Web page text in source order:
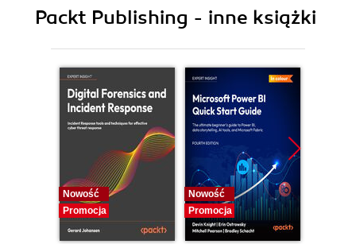
Vault
13. Refactoring C# Code
14. Refactoring C# Code
Packt Publishing - inne książki
Nowość
Promocja
Nowość
Promocja